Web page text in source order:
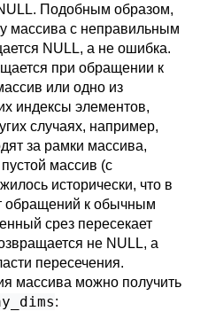
Подобным образом,
массива с неправильным
NULL, а не ошибка.
при обращении к
или одно из
индексы элементов,
случаях, например,
за рамки массива,
массив (с
исторически, что в
обращений к обычным
срез пересекает
не NULL, а
пересечения.
массива можно получить
: